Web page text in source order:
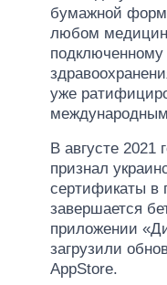
бумажной
любом
подключенному
уже
В августе
признал
сертификаты в
завершается
приложении
загрузили
AppStore.